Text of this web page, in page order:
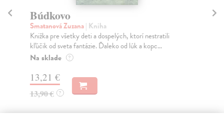
Búdkovo
Smatanová Zuzana| Kniha
Knižka pre všetky deti a dospelých, ktorí nestratili
kľúčik od sveta fantázie. Ďaleko od lúk a kopc...
Na sklade ?
13,21 €
13,90 € ?